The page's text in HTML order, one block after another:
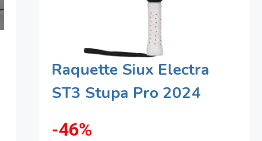
Raquette Siux Electra
ST3 Stupa Pro 2024
-46%